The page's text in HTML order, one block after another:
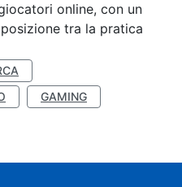
online, con un
tra la pratica
GAMING